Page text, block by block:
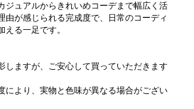
ジュアルからきれいめコーデまで幅広く活
由が感じられる完成度で、日常のコーディ
る一足です。
しますが、ご安心して買っていただきます
より、実物と色味が異なる場合がござい